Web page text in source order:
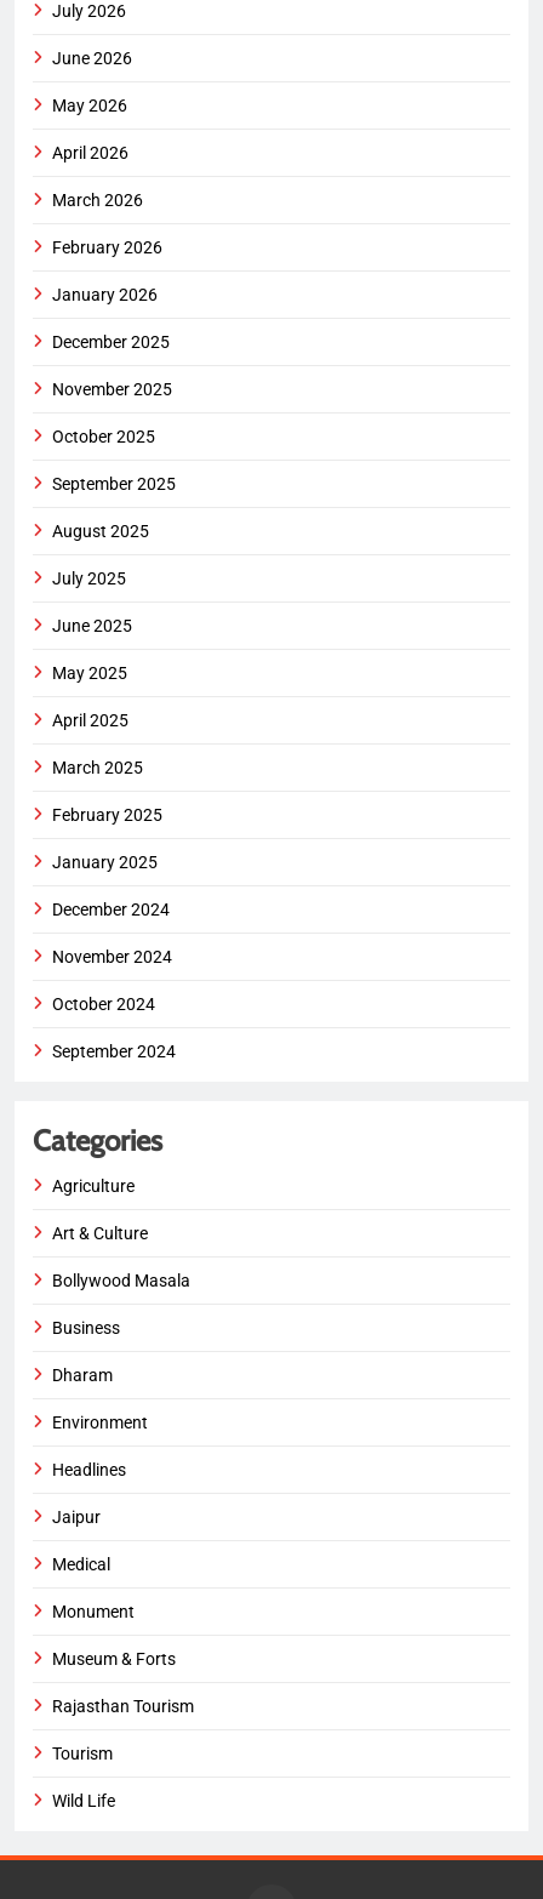
July 2026
June 2026
May 2026
April 2026
March 2026
February 2026
January 2026
December 2025
November 2025
October 2025
September 2025
August 2025
July 2025
June 2025
May 2025
April 2025
March 2025
February 2025
January 2025
December 2024
November 2024
October 2024
September 2024
Categories
Agriculture
Art & Culture
Bollywood Masala
Business
Dharam
Environment
Headlines
Jaipur
Medical
Monument
Museum & Forts
Rajasthan Tourism
Tourism
Wild Life